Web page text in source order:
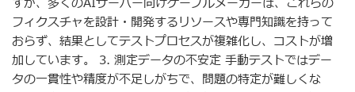
フィクスチャを設計・開発するリソースや専門知識を持って
おらず、結果としてテストプロセスが複雑化し、コストが増
加しています。 3. 測定データの不安定 手動テストではデー
タの一貫性や精度が不足しがちで、問題の特定が難しくな